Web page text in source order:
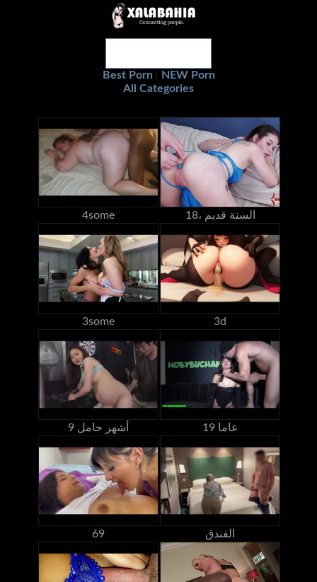
Best Porn
NEW Porn
All Categories
4some 18، السنة قديم
3some 3d
9 أشهر حامل 19 عاما
69 الفندق